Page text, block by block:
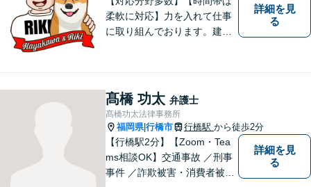
柔軟に対応】力を入れて仕事
に取り組んでおります。建築
／行政事件／遺言・相続など
多数の分野に対応可能。是非
一度お気軽ご相談ください。
詳細を見
る
髙橋 功太 弁護士
髙橋功太法律事務所
福岡県|行橋市 行橋駅 から徒歩2分
【行橋駅2分】【Zoom・Tea
ms相談OK】交通事故 ／刑事
事件 ／詐欺被害・消費者被害
詳細を見
る